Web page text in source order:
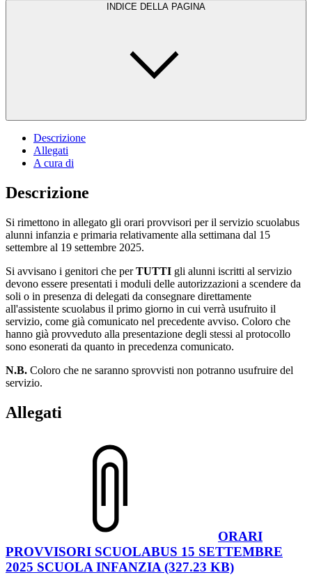
INDICE DELLA PAGINA
Descrizione
Allegati
A cura di
Descrizione
Si rimettono in allegato gli orari provvisori per il servizio scuolabus
alunni infanzia e primaria relativamente alla settimana dal 15
settembre al 19 settembre 2025.
Si avvisano i genitori che perTUTTI gli alunni iscritti al servizio
devono essere presentati i moduli delle autorizzazioni a scendere da
soli o in presenza di delegati da consegnare direttamente
all'assistente scuolabus il primo giorno in cui verrà usufruito il
servizio, come già comunicato nel precedente avviso. Coloro che
hanno già provveduto alla presentazione degli stessi al protocollo
sono esonerati da quanto in precedenza comunicato.
N.B. Coloro che ne saranno sprovvisti non potranno usufruire del
servizio.
Allegati
ORARI
PROVVISORI SCUOLABUS 15 SETTEMBRE
2025 SCUOLA INFANZIA (327.23 KB)